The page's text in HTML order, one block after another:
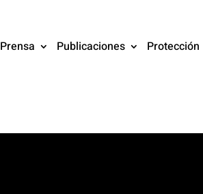
Prensa Publicaciones Protección